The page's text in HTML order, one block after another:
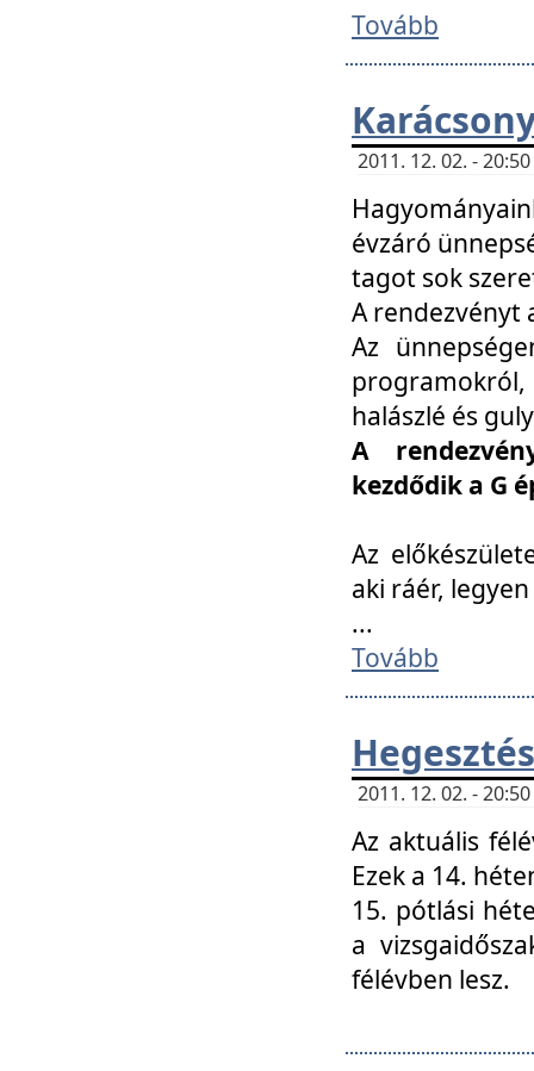
Tovább
2011. 12. 02. -
évzáró
tagot sok
A rendezvényt
Az
halászlé és
A
kezdődik a G
Az
aki ráér,
...
Tovább
2011. 12. 02. -
Az aktuális
Ezek a 14.
15. pótlási
a
félévben lesz.